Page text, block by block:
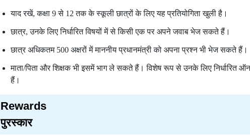
याद रखें, कक्षा 9 से 12 तक के स्कूली छात्रों के लिए यह प्रतियोगिता खुली है।
छात्र, उनके लिए निर्धारित विषयों में से किसी एक पर अपने जवाब भेज सकते हैं।
छात्र अधिकतम 500 अक्षरों में माननीय प्रधानमंत्री को अपना प्रश्न भी भेज सकते हैं।
माता/पिता और शिक्षक भी इसमें भाग ले सकते हैं। विशेष रूप से उनके लिए निर्धारित
हैं।
Rewards
पुरस्कार